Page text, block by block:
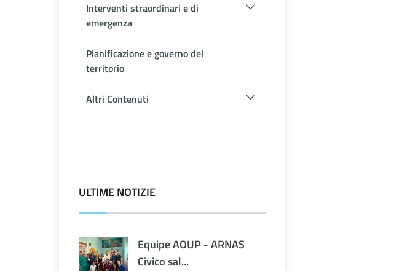
Interventi straordinari e di
emergenza
Pianificazione e governo del
territorio
Altri Contenuti
ULTIME NOTIZIE
Equipe AOUP - ARNAS
Civico sal...